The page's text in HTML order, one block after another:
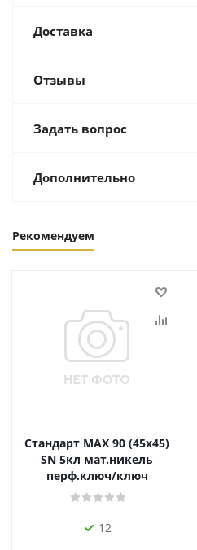
Доставка
Отзывы
Задать вопрос
Дополнительно
Рекомендуем
Стандарт MAX 90 (45х45)
SN 5кл мат.никель
перф.ключ/ключ
12